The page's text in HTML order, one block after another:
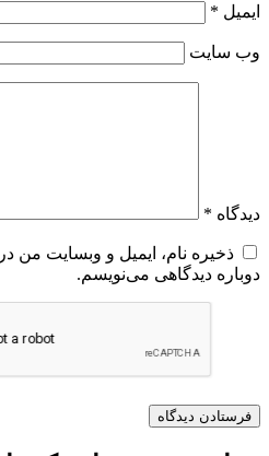
ایمیل *
وب‌ سایت
دیدگاه *
ذخیره نام، ایمیل و وبسایت من
دوباره دیدگاهی می‌نویسم.